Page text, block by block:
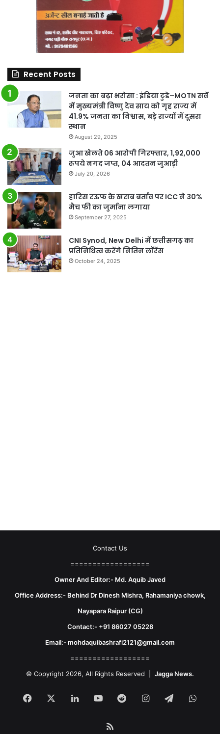
Recent Posts
जनता का बढ़ा भरोसा : इंडिया टुडे–MOTN सर्वे
में मुख्यमंत्री विष्णु देव साय को गृह राज्य में
41.9% जनता का विश्वास, बड़े राज्यों में दूसरा
स्थान
August 29, 2025
जुआ खेलते 06 आरोपी गिरफ्तार, 1,92,000
रुपये नगद जप्त, 04 आदतन जुआड़ी
July 20, 2026
हारिस रऊफ के खराब बर्ताव पर ICC ने 30%
मैच फी का जुर्माना लगाया
September 27, 2025
CNI Synod, New Delhi में छत्तीसगढ़ का
प्रतिनिधित्व करेंगे नितिन लॉरेंस
October 24, 2025
Contact Us
==================
Owner And Editor:- Md. Aquib Javed
Office Address:- Behind Dr Dinesh Mishra, Rahamaniya chowk,
Nayapara Raipur (CG)
Contact:- +91 86027 05228
Email:- mohdaquibashrafi2121@gmail.com
==================
© Copyright 2026, All Rights Reserved | Jagga News.
Facebook LinkedInYouTubeRedditInstagram
Telegram
RSS